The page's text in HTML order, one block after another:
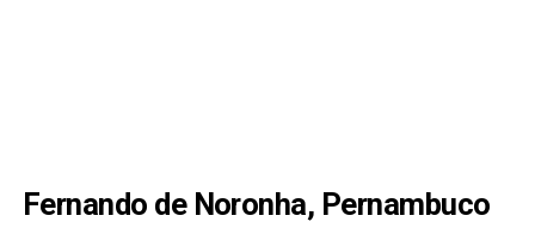
Fernando de Noronha, Pernambuco